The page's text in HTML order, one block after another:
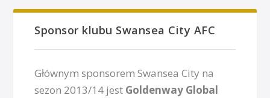
Sponsor klubu Swansea City AFC
Głównym sponsorem Swansea City na
sezon 2013/14 jest Goldenway Global